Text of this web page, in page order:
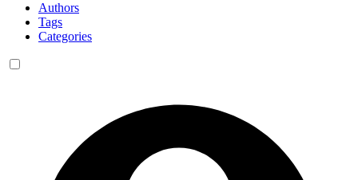
Authors
Tags
Categories